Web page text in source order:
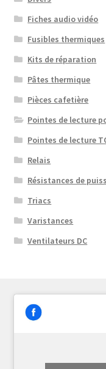
Fiches audio vidéo
Fusibles thermiques
Kits de réparation
Pâtes thermique
Pièces cafetière
Pointes de lecture
Pointes de lecture
Relais
Résistances de
Triacs
Varistances
Ventilateurs DC